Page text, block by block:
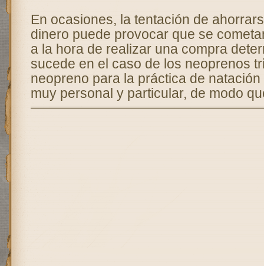
En ocasiones, la tentación de
dinero puede provocar que se
a la hora de realizar una compra
sucede en el caso de los neoprenos
neopreno para la práctica de
muy personal y particular, de modo